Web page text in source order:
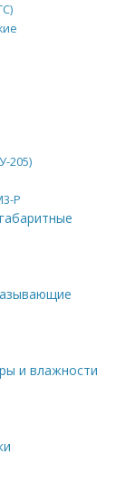
205)
Р
и влажности